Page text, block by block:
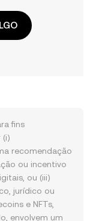
fins
(i)
recomendação
ou incentivo
ou (iii)
jurídico ou
e NFTs,
envolvem um